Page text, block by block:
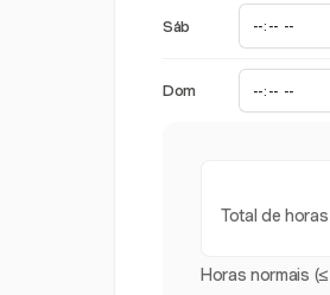
Sáb
Dom
Total de
Horas normais